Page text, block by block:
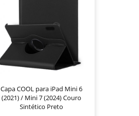
Capa COOL para iPad Mini 6
(2021) / Mini 7 (2024) Couro
Sintético Preto